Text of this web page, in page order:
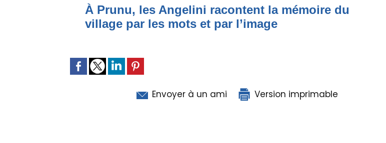
À Prunu, les Angelini racontent la mémoire du
village par les mots et par l’image
Envoyer à un ami Version imprimable